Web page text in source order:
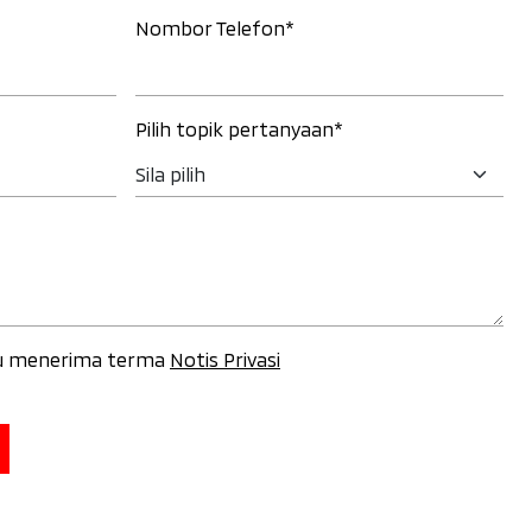
Nombor Telefon*
Pilih topik pertanyaan*
menerima terma Notis Privasi